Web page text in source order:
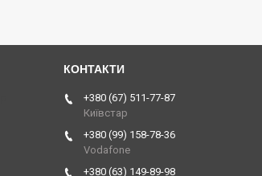
+380 (67) 511-77-87
Київстар
+380 (99) 158-78-36
Vodafone
+380 (63) 149-89-98